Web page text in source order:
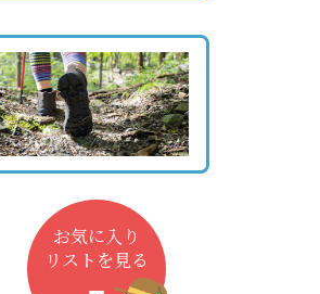
お気に入り
リストを見る